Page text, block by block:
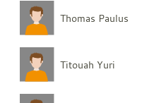
Thomas Paulus
Titouah Yuri